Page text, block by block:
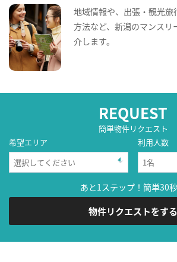
地域情報や、出張・観光旅
方法など、新潟のマンスリ
介します。
REQUEST
簡単物件リクエスト
希望エリア
利用人数
あと1ステップ！簡単30秒
物件リクエストをする